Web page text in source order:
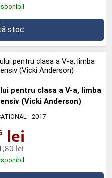
stoc
pentru clasa a V-a, limba
(Vicki Anderson)
- 2017
lei
lei